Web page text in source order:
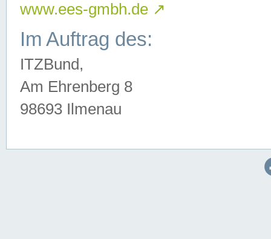
www.ees-gmbh.de ↗
Im Auftrag des:
ITZBund,
Am Ehrenberg 8
98693 Ilmenau